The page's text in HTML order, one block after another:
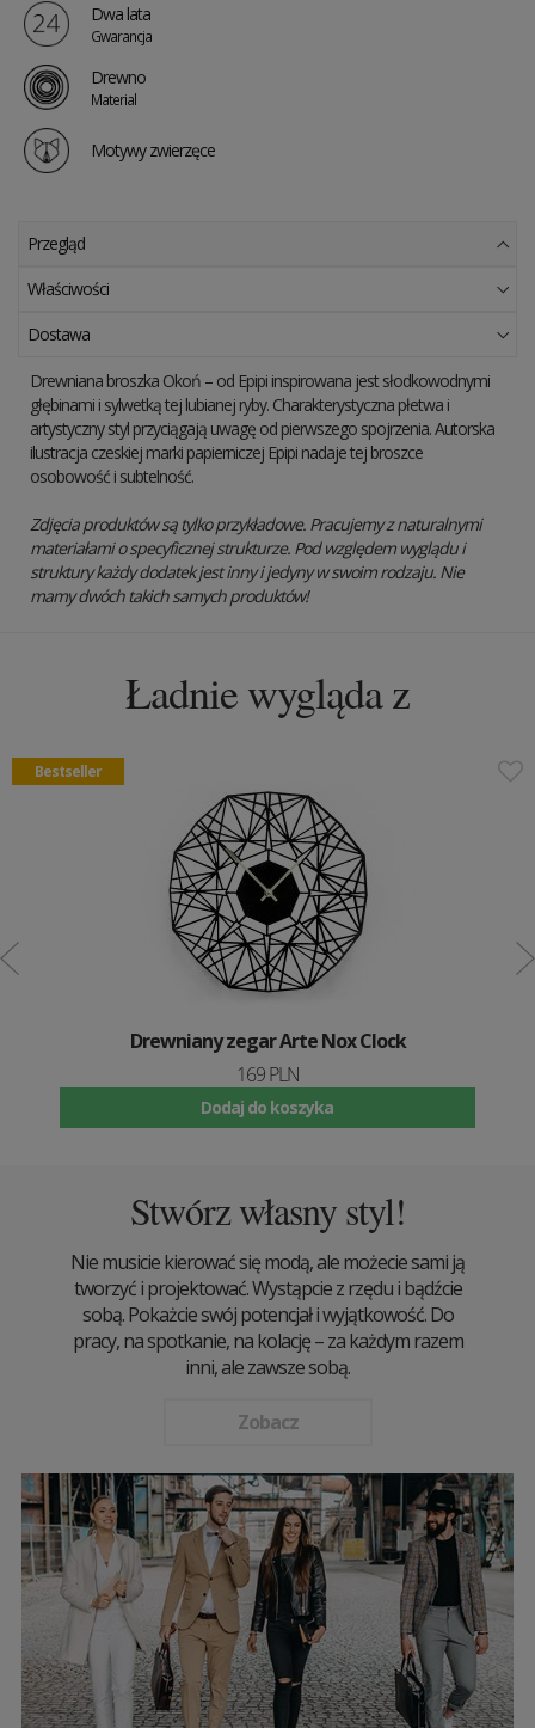
Dwa lata
Gwarancja
Drewno
Material
Motywy zwierzęce
Przegląd
Właściwości
Dostawa
Drewniana broszka Okoń – od Epipi inspirowana jest słodkowodnymi
głębinami i sylwetką tej lubianej ryby. Charakterystyczna płetwa i
artystyczny styl przyciągają uwagę od pierwszego spojrzenia. Autorska
ilustracja czeskiej marki papierniczej Epipi nadaje tej broszce
osobowość i subtelność.
Zdjęcia produktów są tylko przykładowe. Pracujemy z naturalnymi
materiałami o specyficznej strukturze. Pod względem wyglądu i
struktury każdy dodatek jest inny i jedyny w swoim rodzaju. Nie
mamy dwóch takich samych produktów!
Ładnie wygląda z
Bestseller
Drewniany zegar Arte Nox Clock
169 PLN
Dodaj do koszyka
Stwórz własny styl!
Nie musicie kierować się modą, ale możecie sami ją
tworzyć i projektować. Wystąpcie z rzędu i bądźcie
sobą. Pokażcie swój potencjał i wyjątkowość. Do
pracy, na spotkanie, na kolację – za każdym razem
inni, ale zawsze sobą.
Zobacz